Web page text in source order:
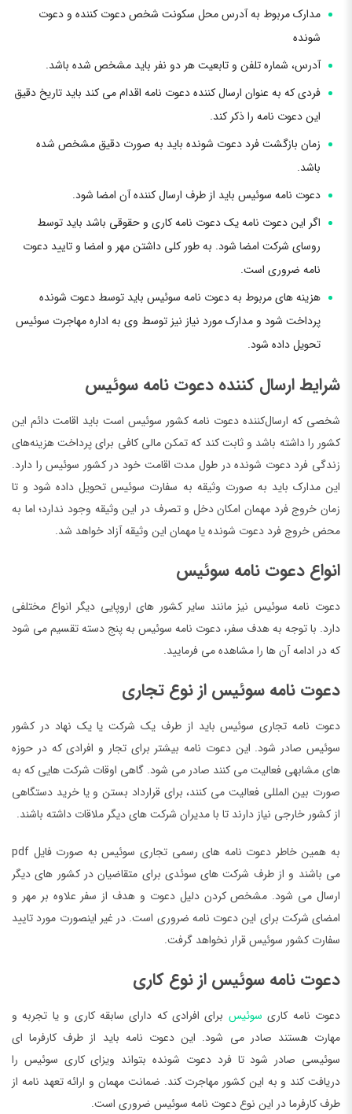
مدارک مربوط به آدرس محل سکونت شخص دعوت کننده و دعوت
شونده
آدرس، شماره تلفن و تابعیت هر دو نفر باید مشخص شده باشد.
فردی که به عنوان ارسال کننده دعوت نامه اقدام می کند باید تاریخ دقیق
این دعوت نامه را ذکر کند.
زمان بازگشت فرد دعوت شونده باید به صورت دقیق مشخص شده
باشد.
دعوت نامه سوئیس باید از طرف ارسال کننده آن امضا شود.
اگر این دعوت نامه یک دعوت نامه کاری و حقوقی باشد باید توسط
روسای شرکت امضا شود. به طور کلی داشتن مهر و امضا و تایید دعوت
نامه ضروری است.
هزینه های مربوط به دعوت نامه سوئیس باید توسط دعوت شونده
پرداخت شود و مدارک مورد نیاز نیز توسط وی به اداره مهاجرت سوئیس
تحویل داده شود.
شرایط ارسال کننده دعوت نامه سوئیس
شخصی که ارسال‌کننده دعوت نامه کشور سوئیس است باید اقامت دائم این
کشور را داشته باشد و ثابت کند که تمکن مالی کافی برای پرداخت هزینه‌های
زندگی فرد دعوت شونده در طول مدت اقامت خود در کشور سوئیس را دارد.
این مدارک باید به صورت وثیقه به سفارت سوئیس تحویل داده شود و تا
زمان خروج فرد مهمان امکان دخل و تصرف در این وثیقه وجود ندارد؛ اما به
محض خروج فرد دعوت شونده یا مهمان این وثیقه آزاد خواهد شد.
انواع دعوت نامه سوئیس
دعوت نامه سوئیس نیز مانند سایر کشور های اروپایی دیگر انواع مختلفی
دارد. با توجه به هدف سفر، دعوت نامه سوئیس به پنج دسته تقسیم می شود
که در ادامه آن ها را مشاهده می فرمایید.
دعوت نامه سوئیس از نوع تجاری
دعوت نامه تجاری سوئیس باید از طرف یک شرکت یا یک نهاد در کشور
سوئیس صادر شود. این دعوت نامه بیشتر برای تجار و افرادی که در حوزه
های مشابهی فعالیت می ‌کنند صادر می شود. گاهی اوقات شرکت هایی که به
صورت بین المللی فعالیت می کنند، برای قرارداد بستن و یا خرید دستگاهی
از کشور خارجی نیاز دارند تا با مدیران شرکت ‌های دیگر ملاقات داشته باشند.
به همین خاطر دعوت نامه های رسمی تجاری سوئیس به صورت فایل pdf
می باشند و از طرف شرکت های سوئدی برای متقاضیان در کشور های دیگر
ارسال می شود. مشخص کردن دلیل دعوت و هدف از سفر علاوه بر مهر و
امضای شرکت برای این دعوت نامه ضروری است. در غیر اینصورت مورد تایید
سفارت کشور سوئیس قرار نخواهد گرفت.
دعوت نامه سوئیس از نوع کاری
دعوت نامه کاری سوئیس برای افرادی که دارای سابقه کاری و یا تجربه و
مهارت هستند صادر می شود. این دعوت نامه باید از طرف کارفرما ای
سوئیسی صادر شود تا فرد دعوت شونده بتواند ویزای کاری سوئیس را
دریافت کند و به این کشور مهاجرت کند. ضمانت مهمان و ارائه تعهد نامه از
طرف کارفرما در این نوع دعوت نامه سوئیس ضروری است.